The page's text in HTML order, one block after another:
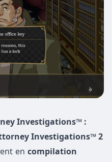
Investigations™ :
Investigations™ 2
en compilation